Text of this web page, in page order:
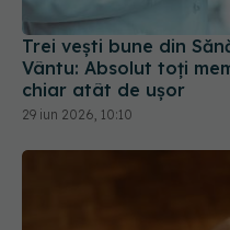
Vântu: Absolut toți
chiar atât de ușor
29 iun 2026, 10:10